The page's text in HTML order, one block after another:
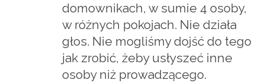
domownikach, w sumie 4 osoby,
w różnych pokojach. Nie działa
głos. Nie mogliśmy dojść do tego
jak zrobić, żeby usłyszeć inne
osoby niż prowadzącego.